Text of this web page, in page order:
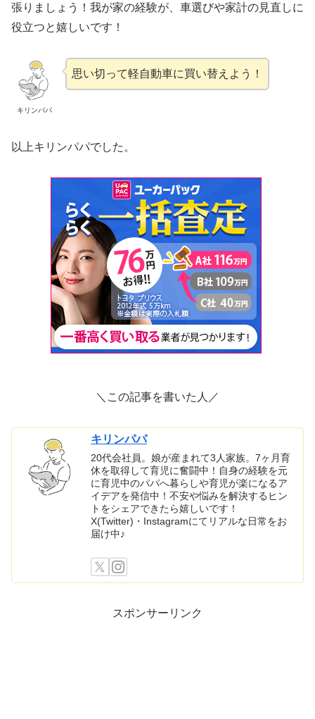
張りましょう！我が家の経験が、車選びや家計の見直しに
役立つと嬉しいです！
キリンパパ
思い切って軽自動車に買い替えよう！
以上キリンパパでした。
＼この記事を書いた人／
キリンパパ
20代会社員。娘が産まれて3人家族。7ヶ月育
休を取得して育児に奮闘中！自身の経験を元
に育児中のパパへ暮らしや育児が楽になるア
イデアを発信中！不安や悩みを解決するヒン
トをシェアできたら嬉しいです！
X(Twitter)・Instagramにてリアルな日常をお
届け中♪
スポンサーリンク